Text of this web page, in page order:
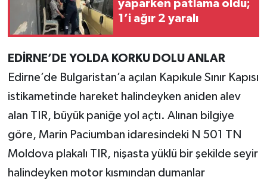
yaparken patlama oldu;
1’i ağır 2 yaralı
EDİRNE’DE YOLDA KORKU DOLU ANLAR
Edirne’de Bulgaristan’a açılan Kapıkule Sınır Kapısı
istikametinde hareket halindeyken aniden alev
alan TIR, büyük paniğe yol açtı. Alınan bilgiye
göre, Marin Paciumban idaresindeki N 501 TN
Moldova plakalı TIR, nişasta yüklü bir şekilde seyir
halindeyken motor kısmından dumanlar
Teknoloji
KAHRAMANMARAŞ